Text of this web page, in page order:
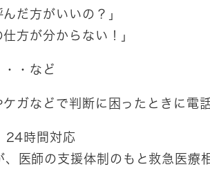
んだ方がいいの？」
仕方が分からない！」
など
ガなどで判断に困ったときに電
24時間対応
、医師の支援体制のもと救急医療